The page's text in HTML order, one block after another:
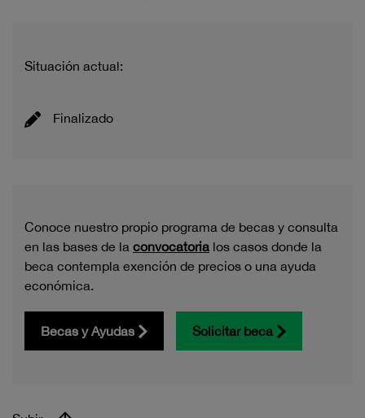
Situación actual:
Finalizado
Conoce nuestro propio programa de becas y consulta
en las bases de la convocatoria los casos donde la
beca contempla exención de precios o una ayuda
económica.
Becas y Ayudas Solicitar beca